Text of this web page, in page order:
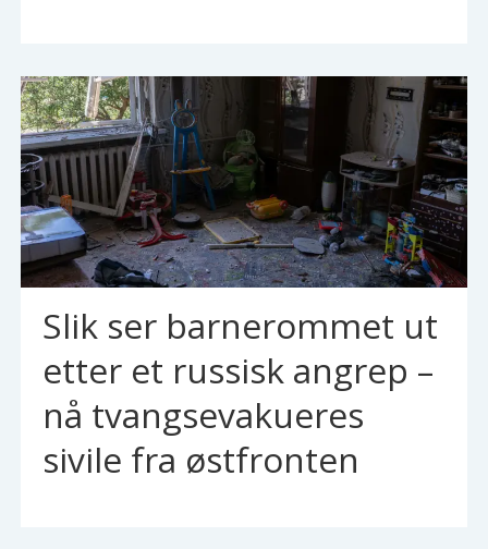
Slik ser barnerommet ut
etter et russisk angrep –
nå tvangsevakueres
sivile fra østfronten